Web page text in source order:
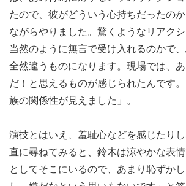
たので、彼がどういう心持ちだったの
ながらやりました。驚くようなリアクシ
当然のように無言で受け入れるのかで
全然違うものになります。現場では、
だ！と思えるものが感じられたんです
族の関係性が見えました」。
演技とはいえ、羞耻心などを感じたり
直に尋ねてみると、鈴木は涼やかな表
としてそこにいるので、あまり恥ずか